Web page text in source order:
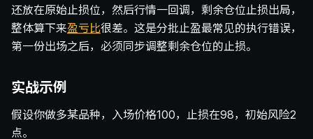
还放在原始止损位，然后行情一回调，剩余仓位止损出局，
整体算下来盈亏比很差。这是分批止盈最常见的执行错误，
第一份出场之后，必须同步调整剩余仓位的止损。
实战示例
假设你做多某品种，入场价格100，止损在98，初始风险2
点。